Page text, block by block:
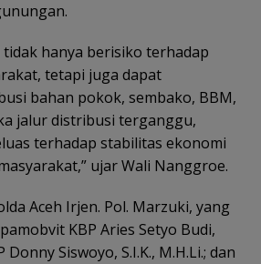
hanya berisiko terhadap
tetapi juga dapat
bahan pokok, sembako, BBM,
jalur distribusi terganggu,
terhadap stabilitas ekonomi
ujar Wali Nanggroe.
Aceh Irjen. Pol. Marzuki, yang
KBP Aries Setyo Budi,
Donny Siswoyo, S.I.K., M.H.Li.; dan